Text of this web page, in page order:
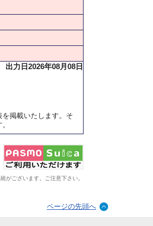
出力日2026年08月08日
掲載いたします。そ
がございます。ご注意下さい。
ページの先頭へ